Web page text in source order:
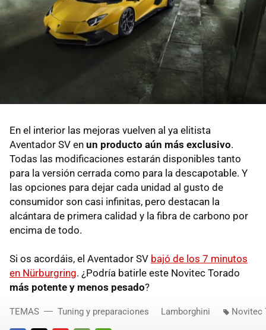
En el interior las mejoras vuelven al ya elitista
Aventador SV en un producto aún más exclusivo.
Todas las modificaciones estarán disponibles tanto
para la versión cerrada como para la descapotable. Y
las opciones para dejar cada unidad al gusto de
consumidor son casi infinitas, pero destacan la
alcántara de primera calidad y la fibra de carbono por
encima de todo.
Si os acordáis, el Aventador SV bajó de los 7 minutos
en Nürburgring. ¿Podría batirle este Novitec Torado
más potente y menos pesado?
TEMAS Tuning y preparaciones Lamborghini Novitec